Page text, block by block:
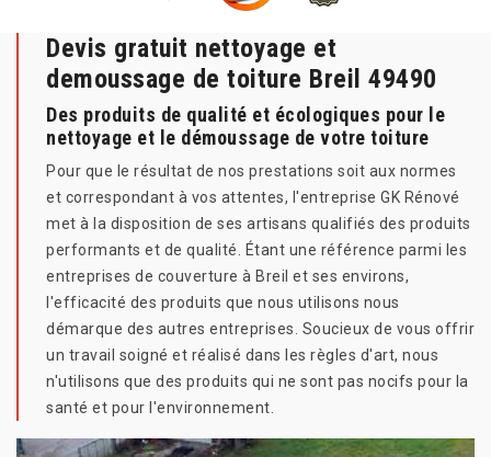
Devis gratuit nettoyage et
demoussage de toiture Breil 49490
Des produits de qualité et écologiques pour le
nettoyage et le démoussage de votre toiture
Pour que le résultat de nos prestations soit aux normes
et correspondant à vos attentes, l'entreprise GK Rénové
met à la disposition de ses artisans qualifiés des produits
performants et de qualité. Étant une référence parmi les
entreprises de couverture à Breil et ses environs,
l'efficacité des produits que nous utilisons nous
démarque des autres entreprises. Soucieux de vous offrir
un travail soigné et réalisé dans les règles d'art, nous
n'utilisons que des produits qui ne sont pas nocifs pour la
santé et pour l'environnement.